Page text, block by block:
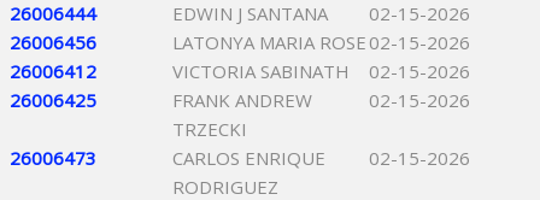
26006444 EDWIN J SANTANA
02-15-2026
26006456
LATONYA MARIA ROSE 02-15-2026
26006412
VICTORIA SABINATH
02-15-2026
26006425
FRANK ANDREW
TRZECKI
02-15-2026
26006473
CARLOS ENRIQUE
RODRIGUEZ
02-15-2026